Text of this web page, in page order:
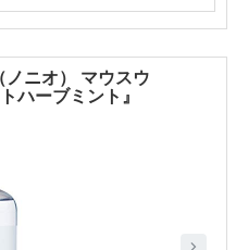
ノニオ） マウスウ
ハーブミント』